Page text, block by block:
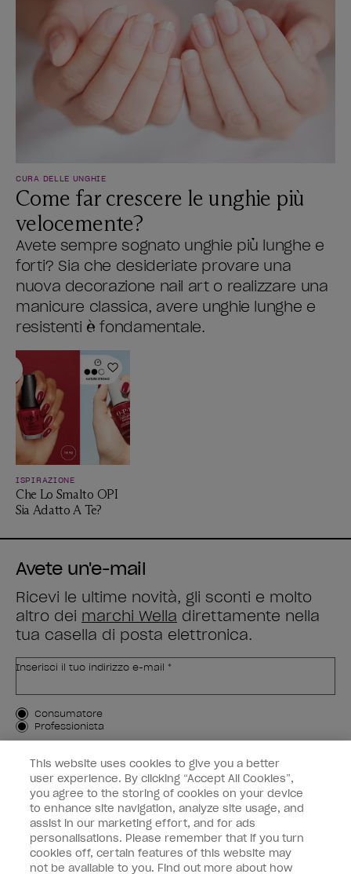
CURA DELLE UNGHIE
Come far crescere le unghie più
velocemente?
Avete sempre sognato unghie più lunghe e
forti? Sia che desideriate provare una
nuova decorazione nail art o realizzare una
manicure classica, avere unghie lunghe e
resistenti è fondamentale.
Aggiungi alla lista dei desideri
ISPIRAZIONE
Che Lo Smalto OPI
Sia Adatto A Te?
Avete un'e-mail
Ricevi le ultime novità, gli sconti e molto
altro dei marchi Wella direttamente nella
tua casella di posta elettronica.
Inserisci il tuo indirizzo e-mail *
Tipo di cliente
Consumatore
Professionista
ISCRIVIMI
Informazioni per i clienti
OPI & voi
This website uses cookies to give you a better
user experience. By clicking “Accept All Cookies”,
you agree to the storing of cookies on your device
to enhance site navigation, analyze site usage, and
assist in our marketing effort, and for ads
personalisations. Please remember that if you turn
cookies off, certain features of this website may
not be available to you. Find out more about how